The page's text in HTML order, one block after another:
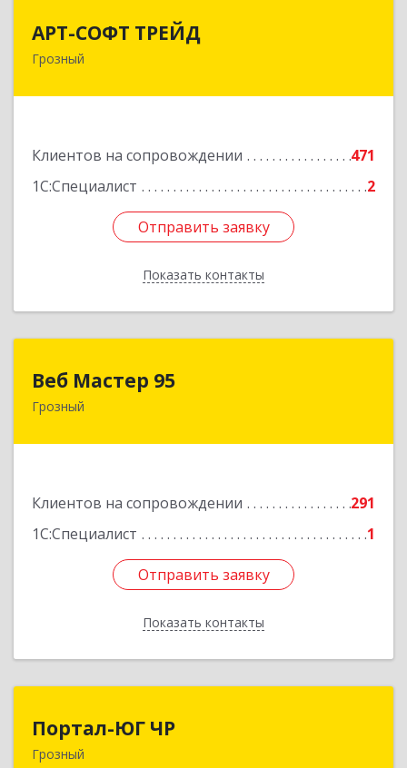
АРТ-СОФТ ТРЕЙД
Грозный
Клиентов на сопровождении
471
1С:Специалист
2
Отправить заявку
Показать контакты
364013, Чеченская Респ, Грозный г, Полярников
Отправить заявку
Назад
Веб Мастер 95
Грозный
Клиентов на сопровождении
291
1С:Специалист
1
Отправить заявку
Показать контакты
Подробнее
Отправить заявку
Назад
Портал-ЮГ ЧР
Грозный
364906, Чеченская Респ, Грозный г, Путина пр-